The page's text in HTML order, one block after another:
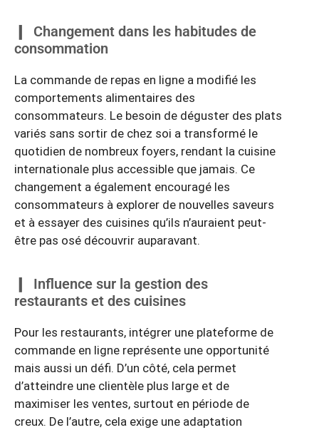
Changement dans les habitudes de
consommation
La commande de repas en ligne a modifié les
comportements alimentaires des
consommateurs. Le besoin de déguster des plats
variés sans sortir de chez soi a transformé le
quotidien de nombreux foyers, rendant la cuisine
internationale plus accessible que jamais. Ce
changement a également encouragé les
consommateurs à explorer de nouvelles saveurs
et à essayer des cuisines qu’ils n’auraient peut-
être pas osé découvrir auparavant.
Influence sur la gestion des
restaurants et des cuisines
Pour les restaurants, intégrer une plateforme de
commande en ligne représente une opportunité
mais aussi un défi. D’un côté, cela permet
d’atteindre une clientèle plus large et de
maximiser les ventes, surtout en période de
creux. De l’autre, cela exige une adaptation